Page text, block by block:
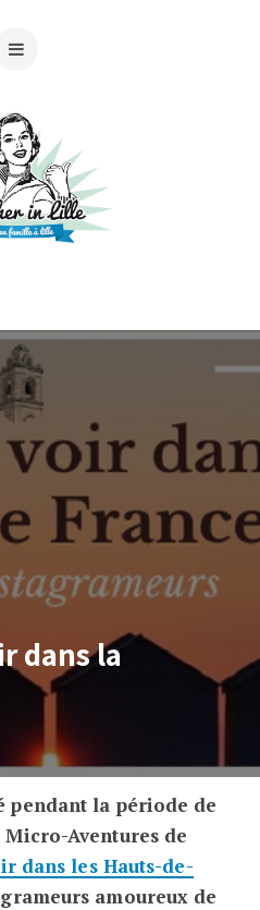
dans la
la région
pendant la période de
Aventures de
dans les Hauts-de-
amoureux de